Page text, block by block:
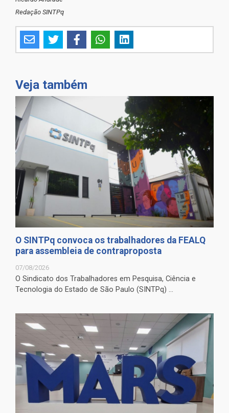
Redação SINTPq
Veja também
O SINTPq convoca os trabalhadores da FEALQ
para assembleia de contraproposta
07/08/2026
O Sindicato dos Trabalhadores em Pesquisa, Ciência e
Tecnologia do Estado de São Paulo (SINTPq) ...